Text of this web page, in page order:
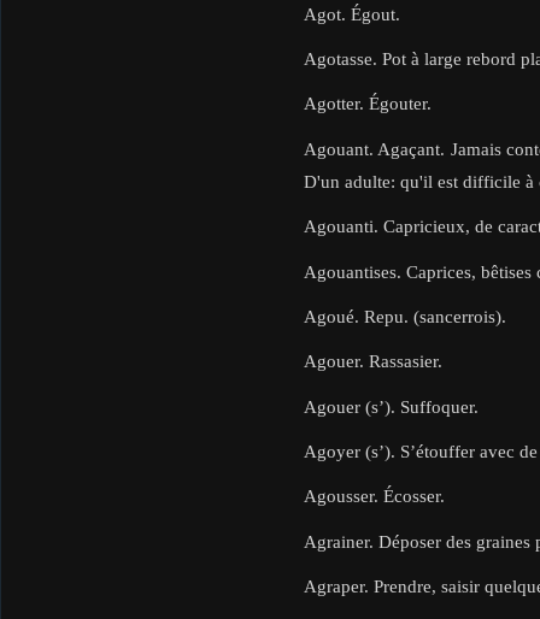
Agot. Égout.
Agotasse. Pot à large rebord
Agotter. Égouter.
Agouant. Agaçant. Jamais
D'un adulte: qu'il est difficile à
Agouanti. Capricieux, de
Agouantises. Caprices,
Agoué. Repu. (sancerrois).
Agouer. Rassasier.
Agouer (s’). Suffoquer.
Agoyer (s’). S’étouffer avec
Agousser. Écosser.
Agrainer. Déposer des
Agraper. Prendre, saisir